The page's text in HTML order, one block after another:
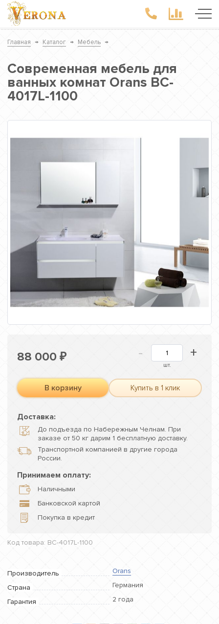
Главная → Каталог → Мебель →
Современная мебель для
ванных комнат Orans BC-
4017L-1100
88 000 ₽ - +
шт.
В корзину Купить в 1 клик
Доставка:
До подъезда по Набережным Челнам. При
заказе от 50 кг дарим 1 бесплатную доставку.
Транспортной компанией в другие города
России.
Принимаем оплату:
Наличными
Банковской картой
Покупка в кредит
Код товара: BC-4017L-1100
Производитель
Orans
Страна
Германия
Гарантия
2 года